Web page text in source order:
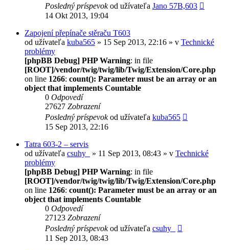
Posledný príspevokod užívateľa Jano 57B,603
14 Okt 2013, 19:04
Zapojení přepínače stěraču T603
od užívateľa kuba565 » 15 Sep 2013, 22:16 » v Technické
problémy
[phpBB Debug] PHP Warning: in file
[ROOT]/vendor/twig/twig/lib/Twig/Extension/Core.php
on line 1266: count(): Parameter must be an array or an
object that implements Countable
0 Odpovedí
27627 Zobrazení
Posledný príspevokod užívateľa kuba565
15 Sep 2013, 22:16
Tatra 603-2 – servis
od užívateľa csuhy_ » 11 Sep 2013, 08:43 » v Technické
problémy
[phpBB Debug] PHP Warning: in file
[ROOT]/vendor/twig/twig/lib/Twig/Extension/Core.php
on line 1266: count(): Parameter must be an array or an
object that implements Countable
0 Odpovedí
27123 Zobrazení
Posledný príspevokod užívateľa csuhy_
11 Sep 2013, 08:43